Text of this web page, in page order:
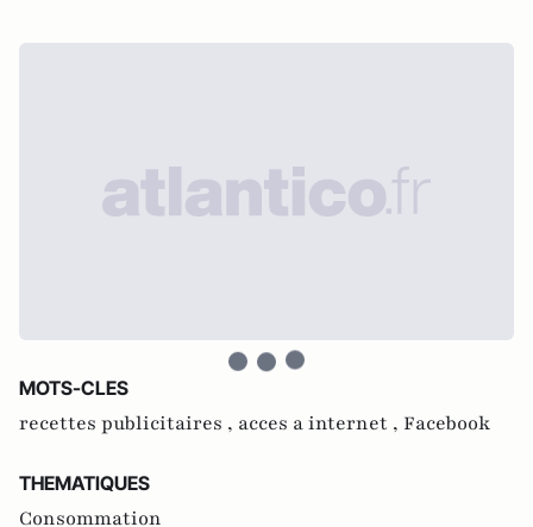
MOTS-CLES
recettes publicitaires , acces a internet , Facebook
THEMATIQUES
Consommation